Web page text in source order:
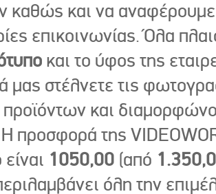
καθώς και να
επικοινωνίας. Όλα
και το ύφος της
στέλνετε τις
προϊόντων και
προσφορά της
1050,00 (από
όλη την